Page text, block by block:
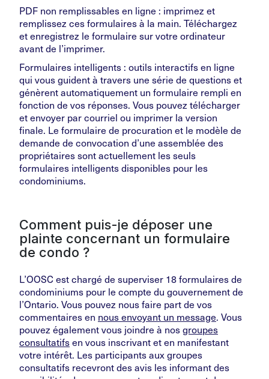
PDF non remplissables en ligne : imprimez et
remplissez ces formulaires à la main. Téléchargez
et enregistrez le formulaire sur votre ordinateur
avant de l’imprimer.
Formulaires intelligents : outils interactifs en ligne
qui vous guident à travers une série de questions et
génèrent automatiquement un formulaire rempli en
fonction de vos réponses. Vous pouvez télécharger
et envoyer par courriel ou imprimer la version
finale. Le formulaire de procuration et le modèle de
demande de convocation d’une assemblée des
propriétaires sont actuellement les seuls
formulaires intelligents disponibles pour les
condominiums.
Comment puis-je déposer une
plainte concernant un formulaire
de condo ?
L’OOSC est chargé de superviser 18 formulaires de
condominiums pour le compte du gouvernement de
l’Ontario. Vous pouvez nous faire part de vos
commentaires en nous envoyant un message. Vous
pouvez également vous joindre à nosgroupes
consultatifsen vous inscrivant et en manifestant
votre intérêt. Les participants aux groupes
consultatifs recevront des avis les informant des